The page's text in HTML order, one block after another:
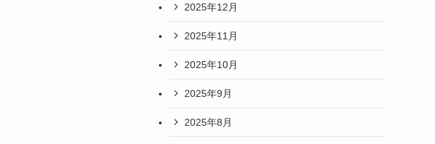
2025年12月
2025年11月
2025年10月
2025年9月
2025年8月